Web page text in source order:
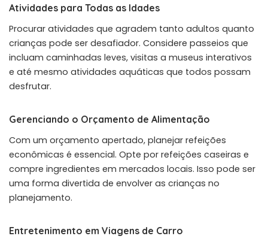
Atividades para Todas as Idades
Procurar atividades que agradem tanto adultos quanto
crianças pode ser desafiador. Considere passeios que
incluam caminhadas leves, visitas a museus interativos
e até mesmo atividades aquáticas que todos possam
desfrutar.
Gerenciando o Orçamento de Alimentação
Com um orçamento apertado, planejar refeições
econômicas é essencial. Opte por refeições caseiras e
compre ingredientes em mercados locais. Isso pode ser
uma forma divertida de envolver as crianças no
planejamento.
Entretenimento em Viagens de Carro